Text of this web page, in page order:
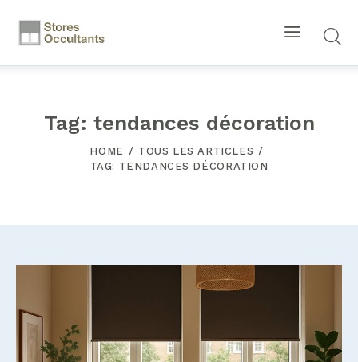
Tag: tendances décoration
HOME
TOUS LES ARTICLES
TAG: TENDANCES DÉCORATION